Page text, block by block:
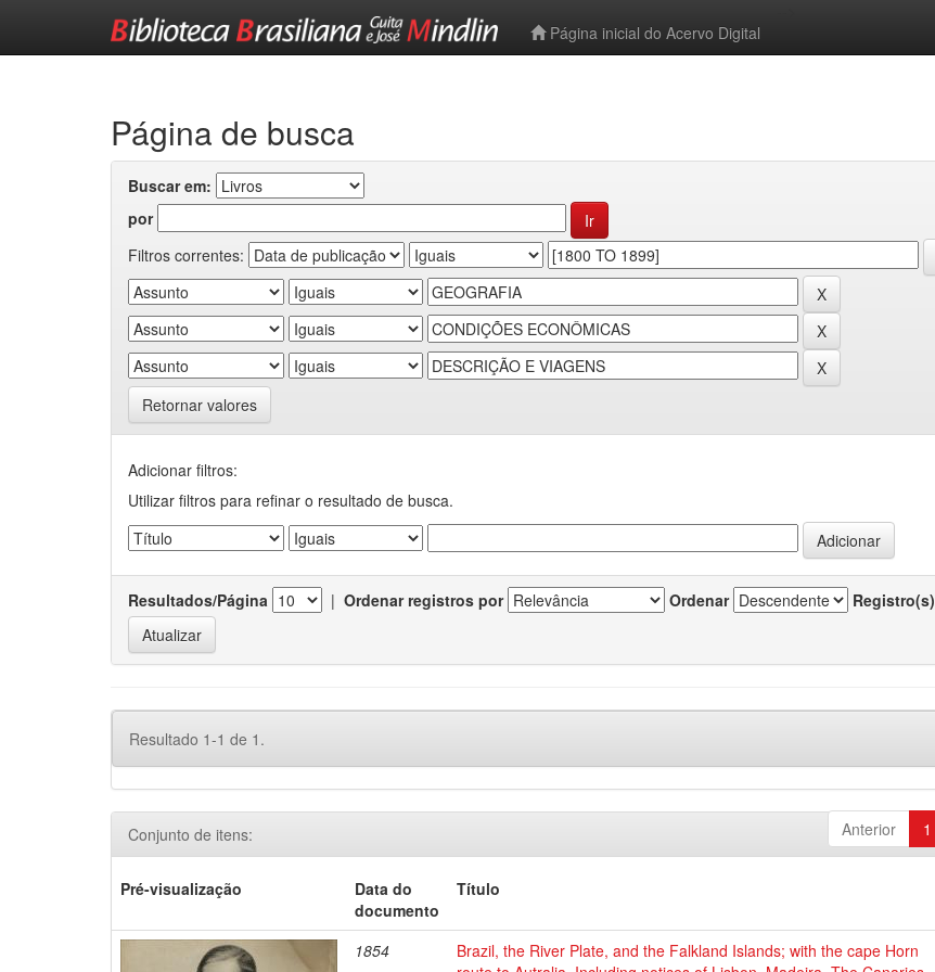
Página inicial do Acervo Digital
Página de busca
Buscar em:
por
Filtros correntes:
Retornar valores
Adicionar filtros:
Utilizar filtros para refinar o resultado de busca.
Resultados/Página | Ordenar registros por Ordenar Registro(s)
Resultado 1-1 de 1.
Anterior 1
Conjunto de itens:
Pré-visualização
Data do
documento
Título
1854
Brazil, the River Plate, and the Falkland Islands; with the cape Horn